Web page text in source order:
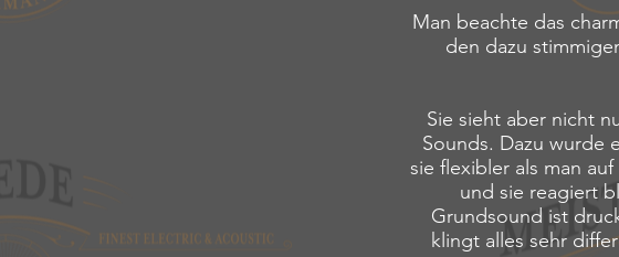
Man beachte das
den dazu
Sie sieht aber nicht
Sounds. Dazu wurde
sie flexibler als man
und sie reagiert
Grundsound ist
klingt alles sehr